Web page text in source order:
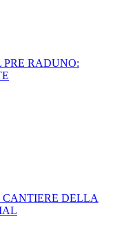
RADUNO:
DELLA